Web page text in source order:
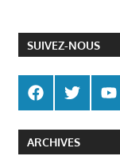
SUIVEZ-NOUS
ARCHIVES